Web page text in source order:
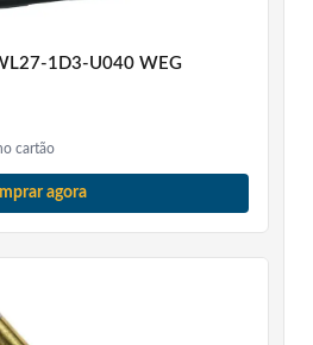
1D3-U040 WEG
cartão
agora